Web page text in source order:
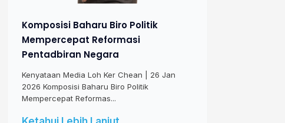
Komposisi Baharu Biro Politik
Mempercepat Reformasi
Pentadbiran Negara
Kenyataan Media Loh Ker Chean | 26 Jan
2026 Komposisi Baharu Biro Politik
Mempercepat Reformas...